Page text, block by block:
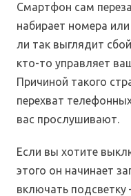
Смартфон сам
набирает номера
ли так выглядит
кто-то управляет
Причиной такого
перехват
вас прослушивают.
Если вы хотите
этого он начинает
включать подсветку